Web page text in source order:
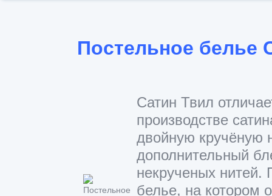
Постельное белье
Сатин Твил
производстве
двойную кручёную
дополнительный
некрученых нитей.
белье, на котором